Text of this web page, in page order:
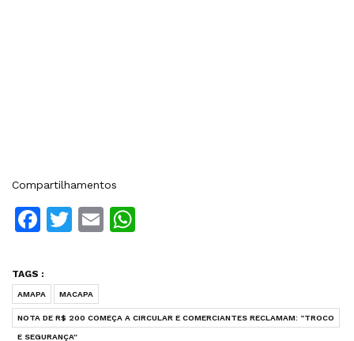
Compartilhamentos
Facebook
Twitter
Email
TAGS :
AMAPA MACAPA
NOTA DE R$ 200 COMEÇA A CIRCULAR E COMERCIANTES RECLAMAM: “TROCO
E SEGURANÇA”